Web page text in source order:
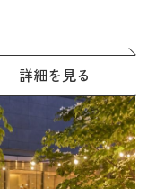
詳細を見る